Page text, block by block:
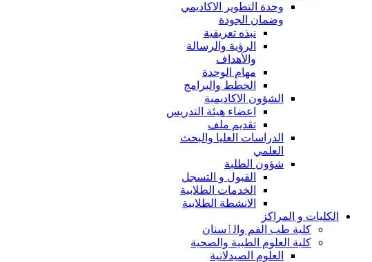
وحدة التطوير الاكاديمي
وضمان الجودة
نبذه تعريفية
الرؤية والرسالة
والأهداف
مهام الوحدة
الخطط والبرامج
الشؤون الاكاديمية
اعضاء هيئة التدريس
تقديم ملف
الدراسات العليا والبحث
العلمي
شؤون الطلبة
القبول و التسجل
الخدمات الطلابية
الانشطة الطلابية
الكليات و المراكز
كلية طب الفم والٲسنان
كلية العلوم الطبية والصحية
العلوم الصيدلانية